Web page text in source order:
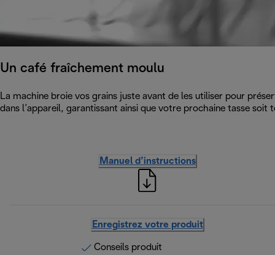
Un café fraîchement moulu
La machine broie vos grains juste avant de les utiliser pour
dans l’appareil, garantissant ainsi que votre prochaine tasse soit
Manuel d’instructions
Enregistrez votre produit
Conseils produit